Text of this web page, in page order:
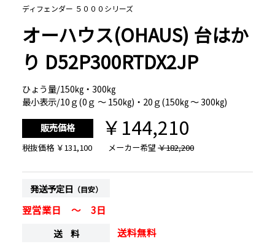
オプション
ディフェンダー ５０００シリーズ
オーハウス(OHAUS) 台はか
り D52P300RTDX2JP
ひょう量/150㎏・300㎏
最小表示/10ｇ(0ｇ ～ 150㎏)・20ｇ(150㎏ ～ 300㎏)
販売価格 ￥144,210
税抜価格 ￥131,100 メーカー希望￥182,200
発送予定日 （目安）
翌営業日 ～ 3日
送 料 送料無料